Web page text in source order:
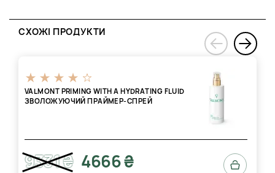
СХОЖІ ПРОДУКТИ
VALMONT PRIMING WITH A HYDRATING FLUID
ЗВОЛОЖУЮЧИЙ ПРАЙМЕР-СПРЕЙ
9331 ₴ 4666 ₴
‹
›